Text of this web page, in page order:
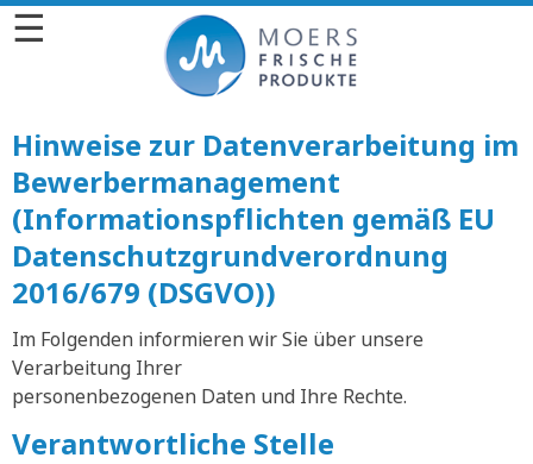
☰
Hinweise zur Datenverarbeitung im
Bewerbermanagement
(Informationspflichten gemäß EU
Datenschutzgrundverordnung
2016/679 (DSGVO))
Im Folgenden informieren wir Sie über unsere
Verarbeitung Ihrer
personenbezogenen Daten und Ihre Rechte.
Verantwortliche Stelle